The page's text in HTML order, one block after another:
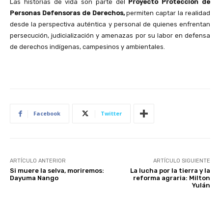
Las historias de vida son parte del Proyecto Protección de
Personas Defensoras de Derechos,permiten captar la realidad
desde la perspectiva auténtica y personal de quienes enfrentan
persecución, judicialización y amenazas por su labor en defensa
de derechos indígenas, campesinos y ambientales.
Facebook Twitter
ARTÍCULO ANTERIOR
Si muere la selva, moriremos:
Dayuma Nango
ARTÍCULO SIGUIENTE
La lucha por la tierra y la
reforma agraria: Milton
Yulán